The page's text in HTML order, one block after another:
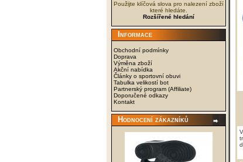
Použijte klíčová slova pro nalezení zboží
které hledáte.
Rozšířené hledání
Informace
Obchodní podmínky
Doprava
Výměna zboží
Akční nabídka
Články o sportovní obuvi
Tabulka velikostí bot
Partnerský program (Affiliate)
Doporučené odkazy
Kontakt
Hodnocení zákazníků